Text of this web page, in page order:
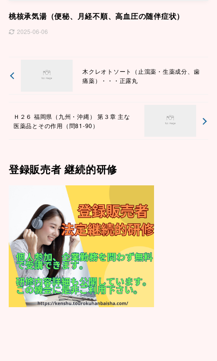
桃核承気湯（便秘、月経不順、高血圧の随伴症状）
2025-06-06
木クレオトソート（止瀉薬・生薬成分、歯
痛薬）・・・正露丸
Ｈ２６ 福岡県（九州・沖縄） 第３章 主な
医薬品とその作用（問81-90）
登録販売者 継続的研修